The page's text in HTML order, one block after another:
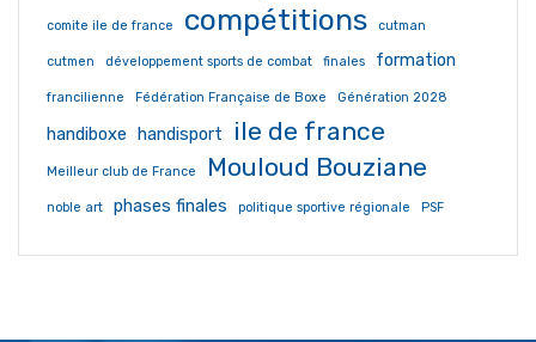
comite ile de france compétitions cutman
cutmen développement sports de combat finales formation
francilienne Fédération Française de Boxe Génération 2028
handiboxe handisport ile de france
Meilleur club de France Mouloud Bouziane
noble art phases finales politique sportive régionale PSF